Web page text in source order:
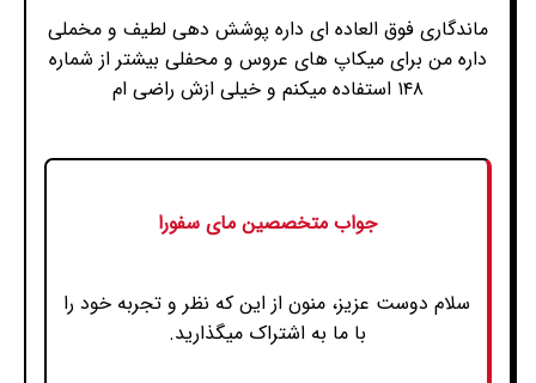
ماندگاری فوق العاده ای داره پوشش دهی لطیف و مخملی
داره من برای میکاپ های عروس و محفلی بیشتر از شماره
۱۴۸ استفاده میکنم و خیلی ازش راضی ام
جواب متخصصین مای سفورا
سلام دوست عزیز، منون از این که نظر و تجربه خود را
با ما به اشتراک میگذارید.